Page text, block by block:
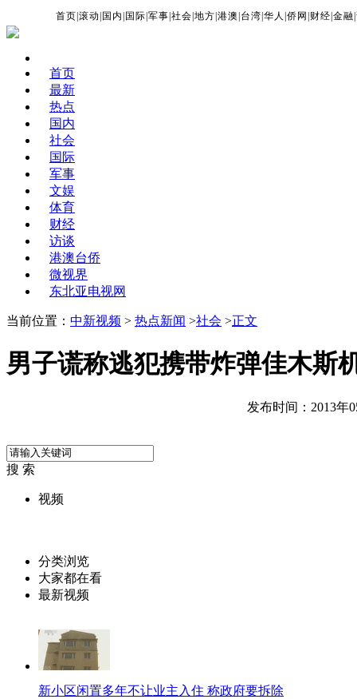
首页 |滚动 国内 国际 |军事 |社会 |地方 |港澳 台湾 |华人 |侨网 财经 |金融 |
首页
最新
热点
国内
社会
国际
军事
文娱
体育
财经
访谈
港澳台侨
微视界
东北亚电视网
当前位置： 中新视频 > 热点新闻 >社会 >正文
男子谎称逃犯携带炸弹佳木斯
发布时间：2013年
搜 索
视频
分类浏览
大家都在看
最新视频
新小区闲置多年不让业主入住 称政府要拆除